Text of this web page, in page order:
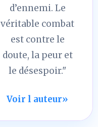
d’ennemi. Le
véritable combat
est contre le
doute, la peur et
le désespoir."
Voir l auteur»